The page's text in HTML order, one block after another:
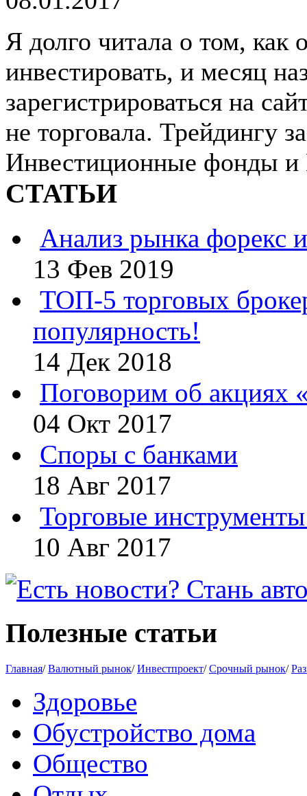
Я долго читала о том, как
инвестировать, и месяц
зарегистрироваться на
не торговала. Трейдингу
Инвестиционные фонды
СТАТЬИ
Анализ рынка форекс
13 Фев 2019
ТОП-5 торговых
популярность!
14 Дек 2018
Поговорим об акциях
04 Окт 2017
Споры с банками
18 Авг 2017
Торговые
10 Авг 2017
Полезные статьи
Главная/Валютный рынок/Инвестпроект/Срочный рынок/
Здоровье
Обустройство дома
Общество